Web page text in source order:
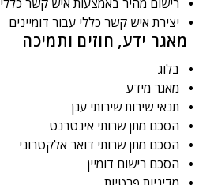
מאגר ידע, חוזים ותמיכה
בלוג
מאגר מידע
תנאי שירות שירותי ענן
הסכם מתן שרותי אינטרנט
הסכם מתן שרותי דואר אלקטרוני
הסכם רישום דומיין
יצירת איש קשר כללי עבור דומיינים